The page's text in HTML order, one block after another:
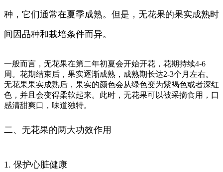
种，它们通常在夏季成熟。但是，无花果的果实成熟时
间因品种和栽培条件而异。
一般而言，无花果在第二年初夏会开始开花，花期持续4-6
周。花期结束后，果实逐渐成熟，成熟期长达2-3个月左右。
无花果果实成熟后，果实的颜色会从绿色变为紫褐色或者深红
色，并且会变得柔软起来。此时，无花果可以被采摘食用，口
感清甜爽口，味道独特。
二、无花果的两大功效作用
1. 保护心脏健康